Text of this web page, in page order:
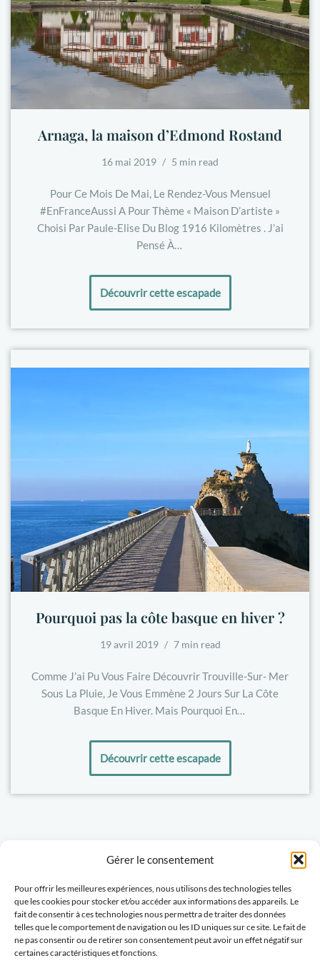
Gérer le consentement
Pour offrir les meilleures expériences, nous utilisons des technologies telles
que les cookies pour stocker et/ou accéder aux informations des appareils. Le
fait de consentir à ces technologies nous permettra de traiter des données
telles que le comportement de navigation ou les ID uniques sur ce site. Le fait de
ne pas consentir ou de retirer son consentement peut avoir un effet négatif sur
certaines caractéristiques et fonctions.
Arnaga, la maison d’Edmond Rostand
16 mai 2019 5 min read
Pour Ce Mois De Mai, Le Rendez-Vous Mensuel
#EnFranceAussi A Pour Thème « Maison D’artiste »
Choisi Par Paule-Elise Du Blog 1916 Kilomètres . J’ai
Pensé À…
Découvrir cette escapade
Pourquoi pas la côte basque en hiver ?
19 avril 2019 7 min read
Comme J’ai Pu Vous Faire Découvrir Trouville-Sur- Mer
Sous La Pluie, Je Vous Emmène 2 Jours Sur La Côte
Basque En Hiver. Mais Pourquoi En…
Découvrir cette escapade
Politique-confidentialités
Travaillons ensemble
Tu veux recevoir des nouvelles d'Escapades Amoureuses ?